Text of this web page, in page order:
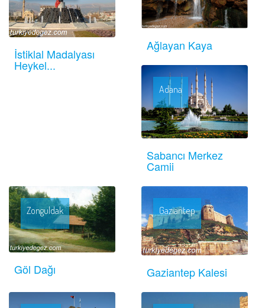
İstiklal Madalyası
Heykel...
Ağlayan Kaya
Adana
Sabancı Merkez
Camii
Zonguldak
Göl Dağı
Gaziantep
Gaziantep Kalesi